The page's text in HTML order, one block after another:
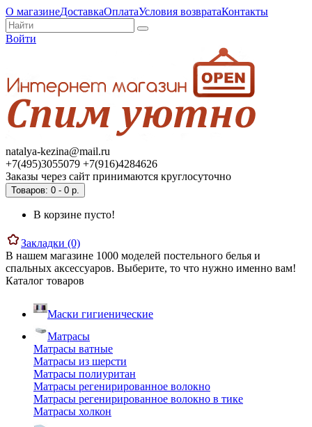
О магазинеДоставкаОплатаУсловия возвратаКонтакты
Войти
natalya-kezina@mail.ru
+7(495)3055079 +7(916)4284626
Заказы через сайт принимаются круглосуточно
Товаров: 0 - 0 р.
В корзине пусто!
Закладки (0)
В нашем магазине 1000 моделей постельного белья и
спальных аксессуаров. Выберите, то что нужно именно вам!
Каталог товаров
Маски гигиенические
Матрасы
Матрасы ватные
Матрасы из шерсти
Матрасы полиуритан
Матрасы регенирированное волокно
Матрасы регенирированное волокно в тике
Матрасы холкон